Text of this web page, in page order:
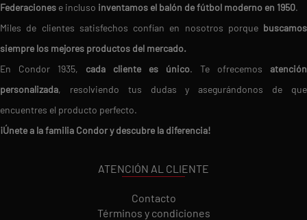
Federaciones e incluso inventamos el balón de fútbol moderno en 1950.
Miles de clientes satisfechos confían en nosotros porque buscamos
siempre los mejores productos del mercado.
En Condor 1935, cada cliente es único. Te ofrecemos atención
personalizada, resolviendo tus dudas y asegurándonos de que
encuentres el producto perfecto.
¡Únete a la familia Condor y descubre la diferencia!
ATENCIÓN AL CLIENTE
Contacto
Términos y condiciones